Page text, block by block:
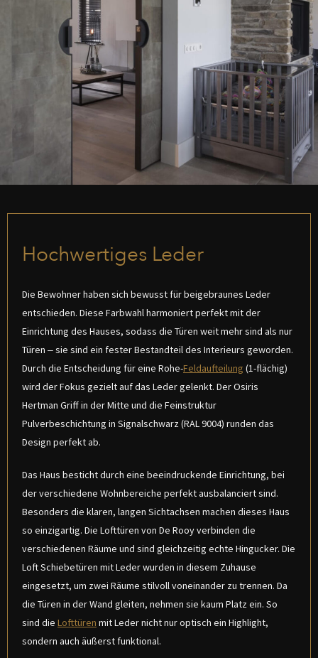
Hochwertiges Leder
Die Bewohner haben sich bewusst für beigebraunes Leder
entschieden. Diese Farbwahl harmoniert perfekt mit der
Einrichtung des Hauses, sodass die Türen weit mehr sind als nur
Türen – sie sind ein fester Bestandteil des Interieurs geworden.
Durch die Entscheidung für eine Rohe-Feldaufteilung (1-flächig)
wird der Fokus gezielt auf das Leder gelenkt. Der Osiris
Hertman Griff in der Mitte und die Feinstruktur
Pulverbeschichtung in Signalschwarz (RAL 9004) runden das
Design perfekt ab.
Das Haus besticht durch eine beeindruckende Einrichtung, bei
der verschiedene Wohnbereiche perfekt ausbalanciert sind.
Besonders die klaren, langen Sichtachsen machen dieses Haus
so einzigartig. Die Lofttüren von De Rooy verbinden die
verschiedenen Räume und sind gleichzeitig echte Hingucker. Die
Loft Schiebetüren mit Leder wurden in diesem Zuhause
eingesetzt, um zwei Räume stilvoll voneinander zu trennen. Da
die Türen in der Wand gleiten, nehmen sie kaum Platz ein. So
sind die Lofttüren mit Leder nicht nur optisch ein Highlight,
sondern auch äußerst funktional.